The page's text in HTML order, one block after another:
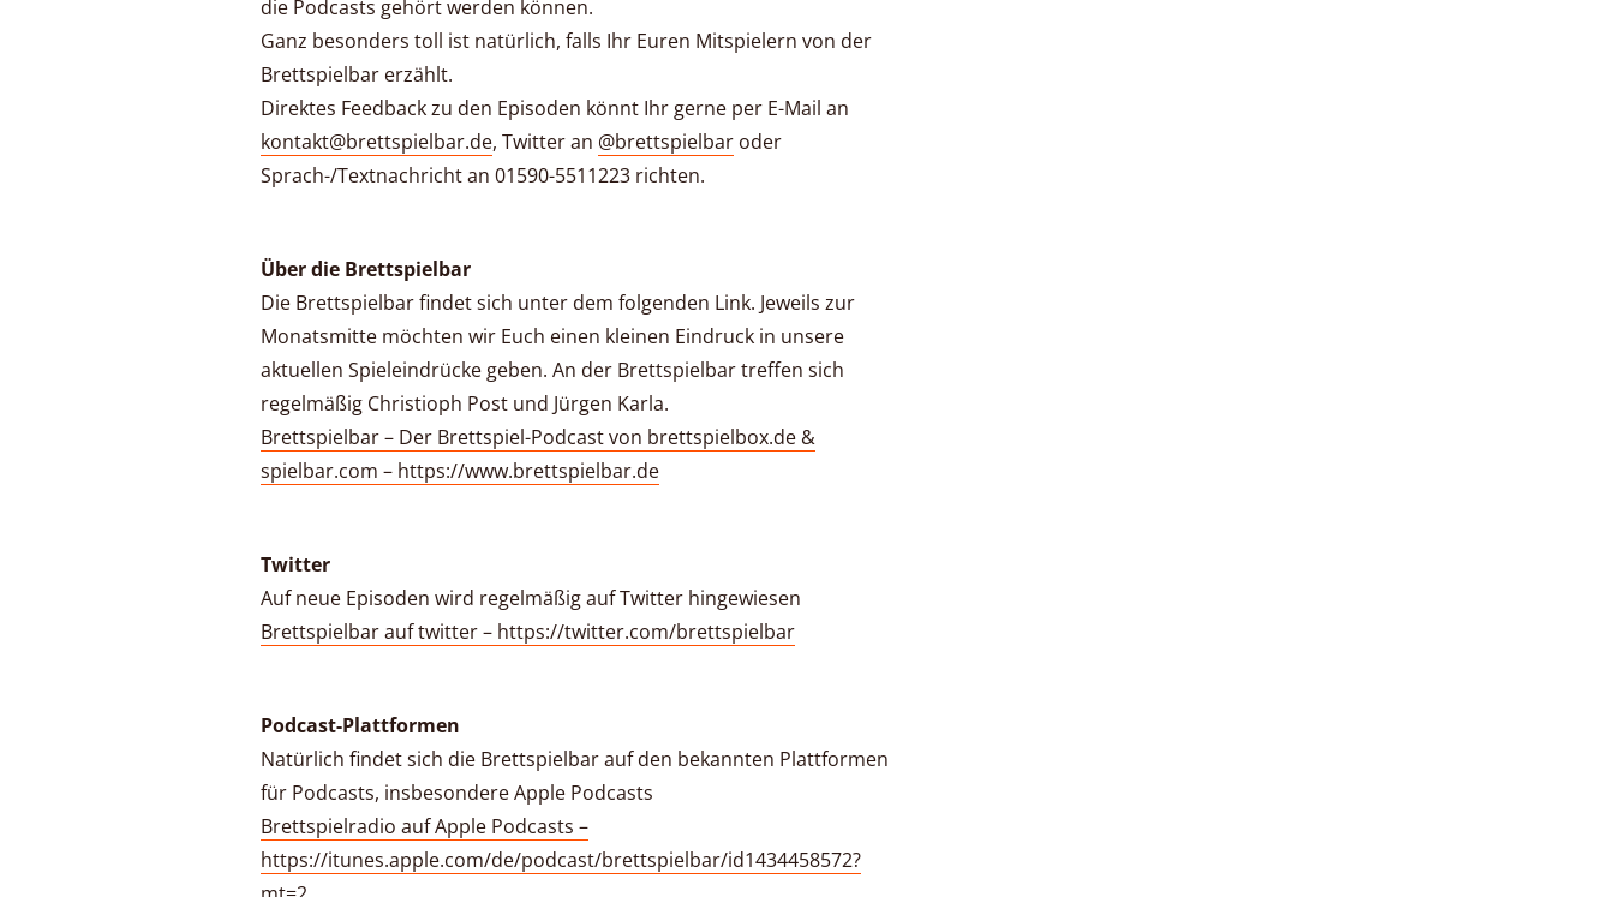
die Podcasts gehört werden können.
Ganz besonders toll ist natürlich, falls Ihr Euren Mitspielern von der
Brettspielbar erzählt.
Direktes Feedback zu den Episoden könnt Ihr gerne per E-Mail an
kontakt@brettspielbar.de, Twitter an @brettspielbar oder
Sprach-/Textnachricht an 01590-5511223 richten.
Über die Brettspielbar
Die Brettspielbar findet sich unter dem folgenden Link. Jeweils zur
Monatsmitte möchten wir Euch einen kleinen Eindruck in unsere
aktuellen Spieleindrücke geben. An der Brettspielbar treffen sich
regelmäßig Christioph Post und Jürgen Karla.
Brettspielbar – Der Brettspiel-Podcast von brettspielbox.de &
spielbar.com – https://www.brettspielbar.de
Twitter
Auf neue Episoden wird regelmäßig auf Twitter hingewiesen
Brettspielbar auf twitter – https://twitter.com/brettspielbar
Podcast-Plattformen
Natürlich findet sich die Brettspielbar auf den bekannten Plattformen
für Podcasts, insbesondere Apple Podcasts
Brettspielradio auf Apple Podcasts –
https://itunes.apple.com/de/podcast/brettspielbar/id1434458572?